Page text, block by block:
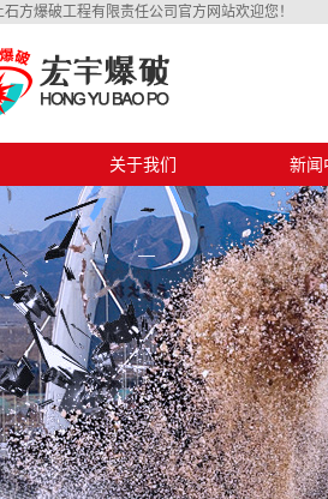
石方爆破工程有限责任公司官方网站欢迎您！
关于我们
公司简介
资质证书
新闻
公司
行业
技术